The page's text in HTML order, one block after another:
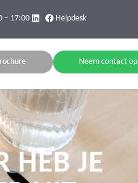
– 17:00 Helpdesk
Neem contact op
HEB JE